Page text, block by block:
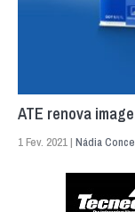
ATE renova
1 Fev. 2021 | Nádia